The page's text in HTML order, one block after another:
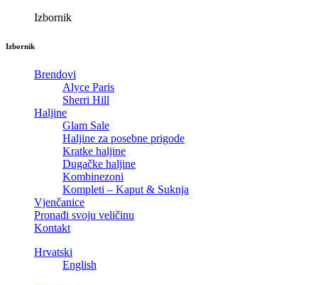
Izbornik
Izbornik
Brendovi
Alyce Paris
Sherri Hill
Haljine
Glam Sale
Haljine za posebne prigode
Kratke haljine
Dugačke haljine
Kombinezoni
Kompleti – Kaput & Suknja
Vjenčanice
Pronađi svoju veličinu
Kontakt
Hrvatski
English